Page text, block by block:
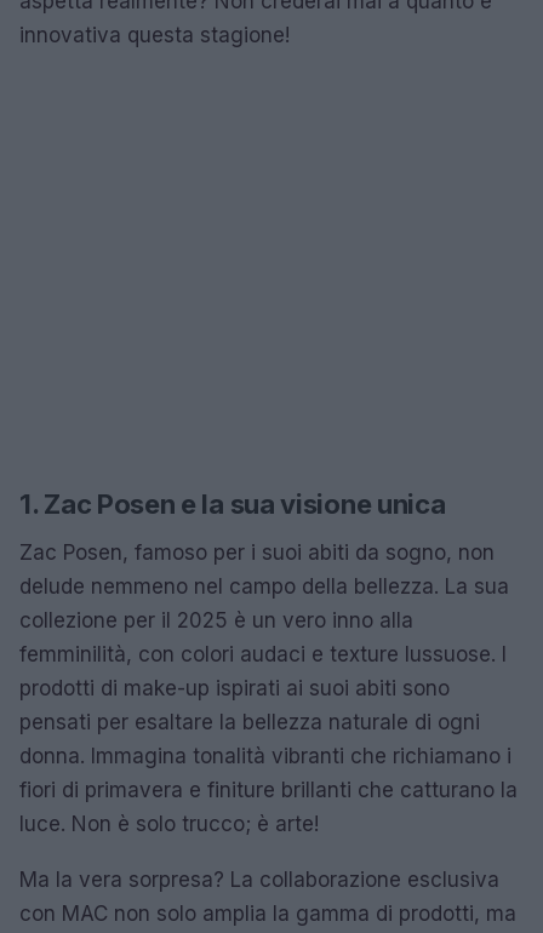
innovativa questa stagione!
1. Zac Posen e la sua visione unica
Zac Posen, famoso per i suoi abiti da sogno, non
delude nemmeno nel campo della bellezza. La sua
collezione per il 2025 è un vero inno alla
femminilità, con colori audaci e texture lussuose. I
prodotti di make-up ispirati ai suoi abiti sono
pensati per esaltare la bellezza naturale di ogni
donna. Immagina tonalità vibranti che richiamano i
fiori di primavera e finiture brillanti che catturano la
luce. Non è solo trucco; è arte!
Ma la vera sorpresa? La collaborazione esclusiva
con MAC non solo amplia la gamma di prodotti, ma